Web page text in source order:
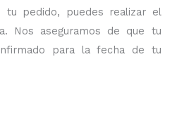
tu pedido, puedes realizar el
Nos aseguramos de que tu
para la fecha de tu